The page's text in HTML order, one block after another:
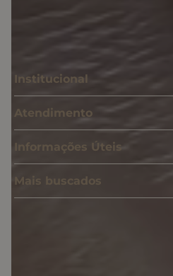
Institucional
Atendimento
Informações Úteis
Mais buscados